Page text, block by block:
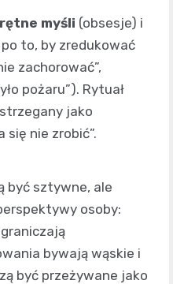
myśli (obsesje) i
to, by zredukować
zachorować”,
pożaru”). Rytuał
jako
się nie zrobić”.
być sztywne, ale
osoby:
bywają wąskie i
być przeżywane jako